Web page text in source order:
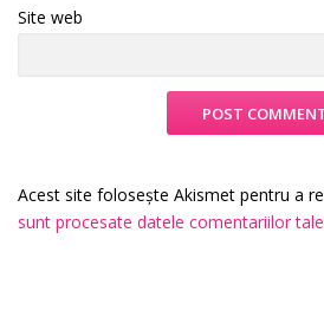
Site web
Acest site folosește Akismet pentru a
sunt procesate datele comentariilor tale